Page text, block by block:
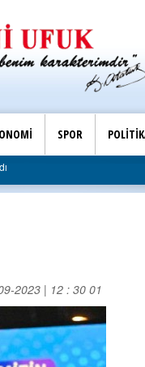
SPOR
| AK Parti Ereğli İlçe
2023 | 12 : 30 01